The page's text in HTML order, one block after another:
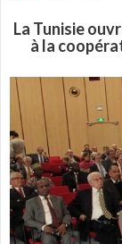
La Tunisie
à la